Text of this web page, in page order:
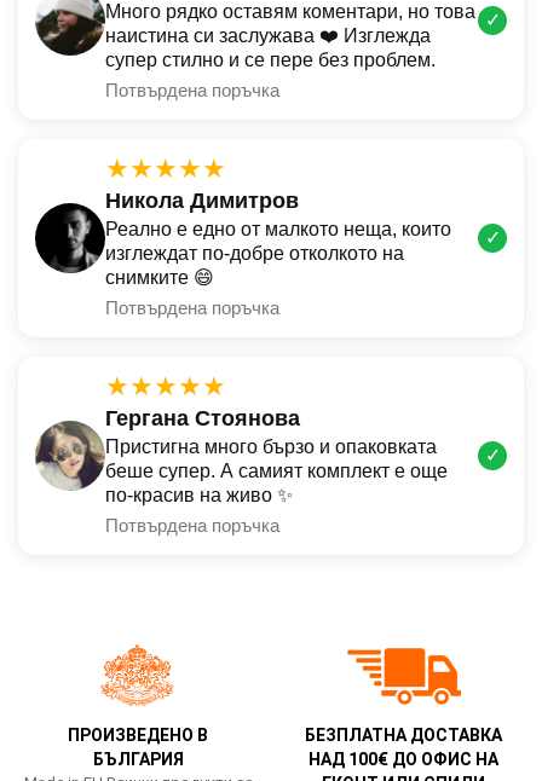
Много рядко оставям коментари, но това
наистина си заслужава ❤️ Изглежда
супер стилно и се пере без проблем.
Потвърдена поръчка
✓
★★★★★
Никола Димитров
Реално е едно от малкото неща, които
изглеждат по-добре отколкото на
снимките 😄
Потвърдена поръчка
✓
★★★★★
Гергана Стоянова
Пристигна много бързо и опаковката
беше супер. А самият комплект е още
по-красив на живо ✨
Потвърдена поръчка
✓
ПРОИЗВЕДЕНО В
БЪЛГАРИЯ
БЕЗПЛАТНА ДОСТАВКА
НАД 100€ ДО ОФИС НА